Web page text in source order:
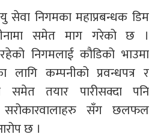
सेवा निगमका महाप्रबन्धक डिम
समेत माग गरेको छ ।
निगमलाई कौडिको भाउमा
लागि कम्पनीको प्रवन्धपत्र र
समेत तयार पारीसक्दा पनि
सरोकारवालाहरु सँग छलफल
छ ।